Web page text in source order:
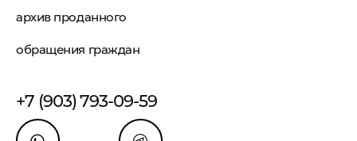
архив проданного
обращения граждан
+7 (903) 793-09-59